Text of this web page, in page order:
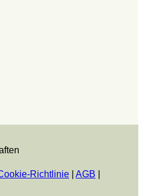
Richtlinie AGB